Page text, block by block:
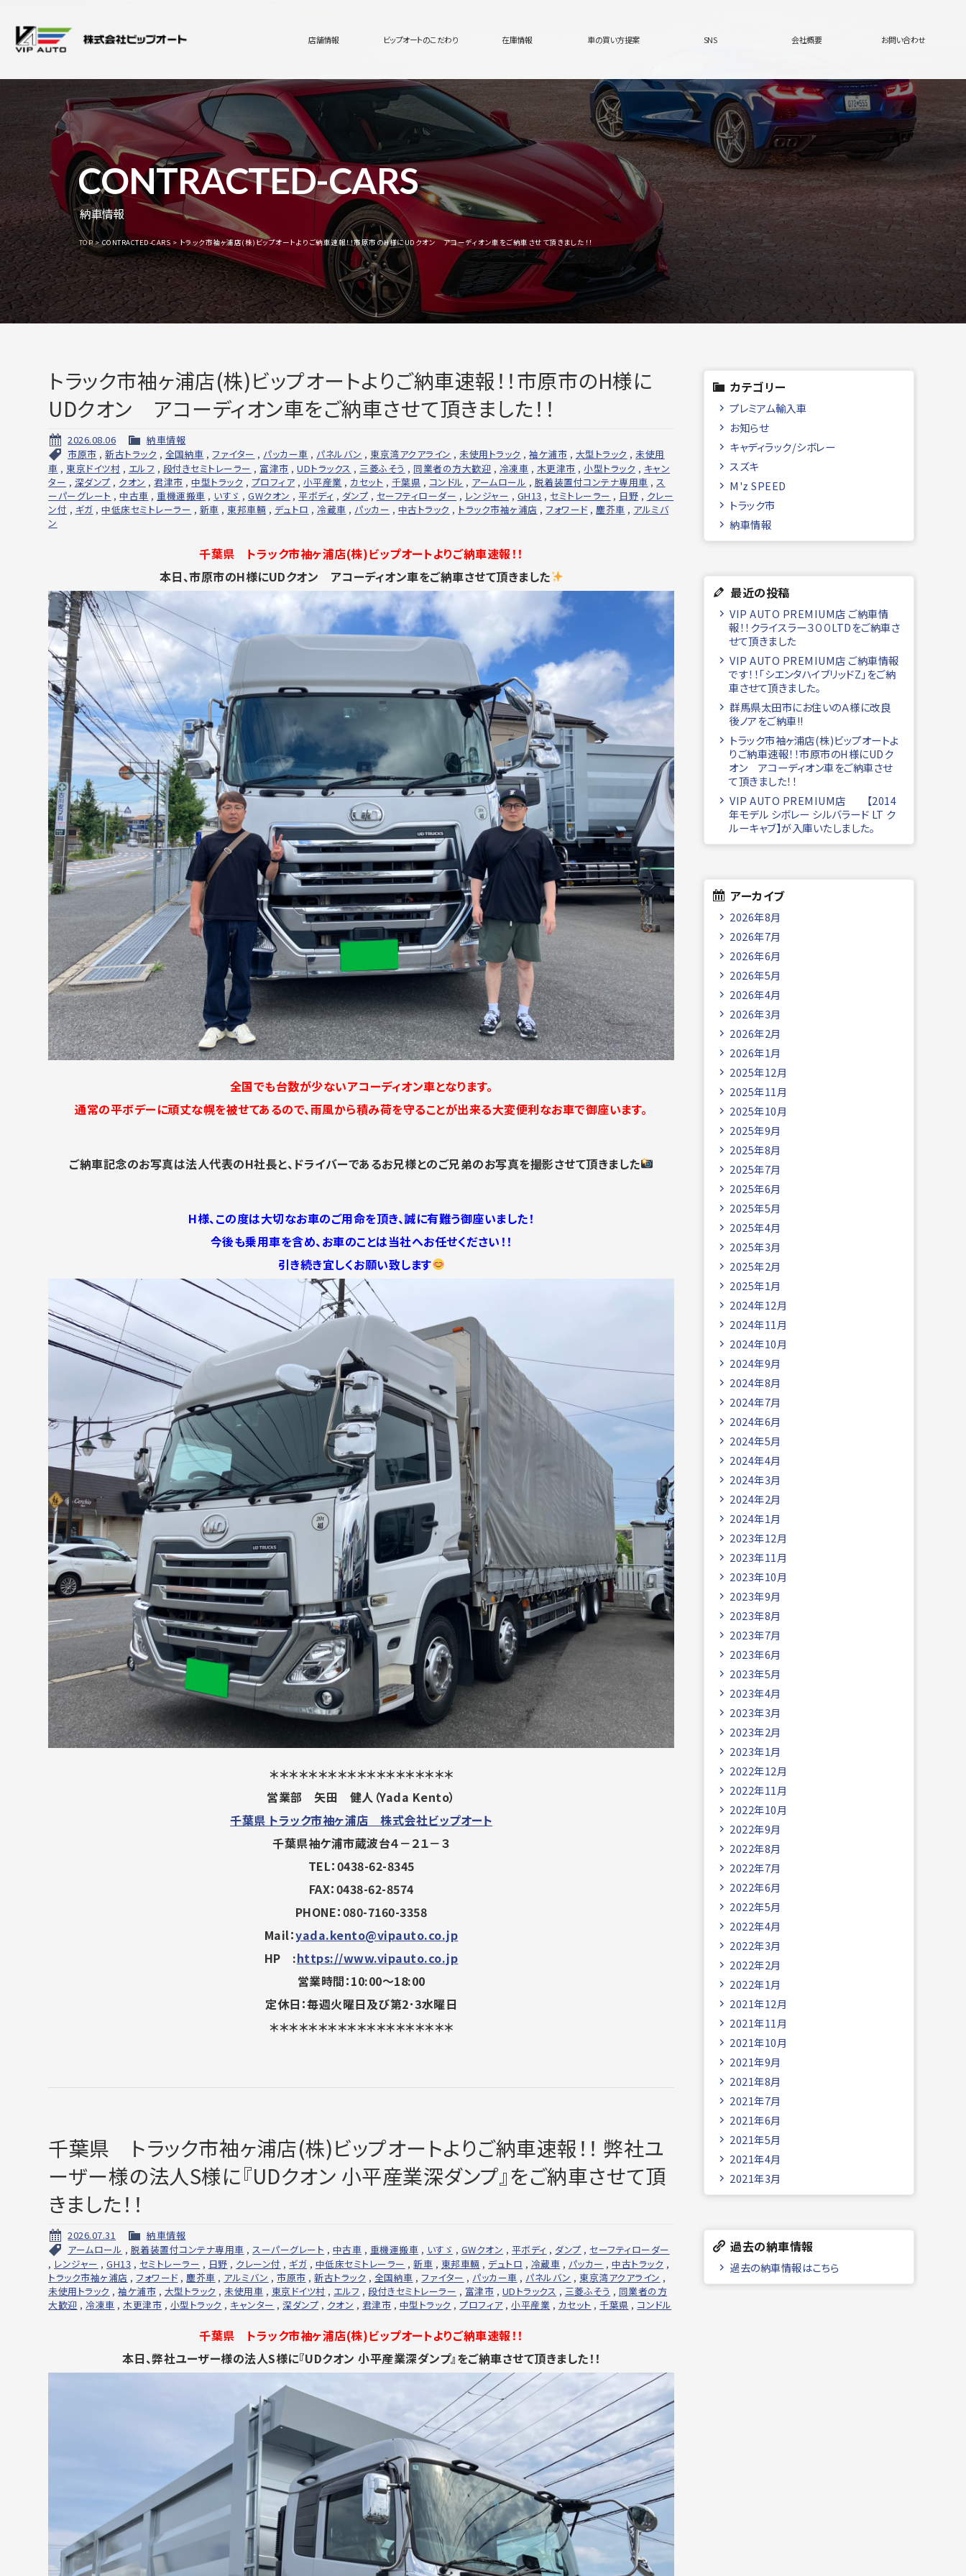
店舗情報 ビップオートのこだわり 在庫情報 車の買い方提案 SNS 会社概要 お問い合わせ
CONTRACTED-CARS
納車情報
TOP CONTRACTED-CARS トラック市袖ヶ浦店(株)ビップオートよりご納車速報！！市原市のH様にUDクオン アコーディオン車をご納車させて頂きました！！
トラック市袖ヶ浦店(株)ビップオートよりご納車速報！！市原市のH様に
UDクオン アコーディオン車をご納車させて頂きました！！
2026.08.06
納車情報
市原市 ,新古トラック , 全国納車 ,ファイター , パッカー車 , パネルバン , 東京湾アクアライン , 未使用トラック ,袖ケ浦市 , 大型トラック , 未使用
車 , 東京ドイツ村 , エルフ , 段付きセミトレーラー , 富津市 ,UDトラックス , 三菱ふそう , 同業者の方大歓迎 , 冷凍車 , 木更津市 ,小型トラック , キャン
ター , 深ダンプ , クオン , 君津市 ,中型トラック , プロフィア , 小平産業 , カセット , 千葉県 , コンドル , アームロール , 脱着装置付コンテナ専用車 , ス
ーパーグレート ,中古車 , 重機運搬車 , いすゞ ,GWクオン ,平ボディ , ダンプ , セーフティローダー , レンジャー , GH13 , セミトレーラー , 日野 , クレー
ン付 , ギガ ,中低床セミトレーラー , 新車 , 東邦車輛 , デュトロ , 冷蔵車 , パッカー , 中古トラック , トラック市袖ヶ浦店 ,フォワード , 塵芥車 , アルミバ
ン
千葉県 トラック市袖ヶ浦店(株)ビップオートよりご納車速報！！
本日、市原市のH様にUDクオン アコーディオン車をご納車させて頂きました
全国でも台数が少ないアコーディオン車となります。
通常の平ボデーに頑丈な幌を被せてあるので、雨風から積み荷を守ることが出来る大変便利なお車で御座います。
ご納車記念のお写真は法人代表のH社長と、ドライバーであるお兄様とのご兄弟のお写真を撮影させて頂きました
H様、この度は大切なお車のご用命を頂き、誠に有難う御座いました！
今後も乗用車を含め、お車のことは当社へお任せください！！
引き続き宜しくお願い致します
＊＊＊＊＊＊＊＊＊＊＊＊＊＊＊＊＊＊＊
営業部 矢田 健人（Yada Kento）
千葉県 トラック市袖ヶ浦店 株式会社ビップオート
千葉県袖ケ浦市蔵波台４－２１－３
TEL：0438-62-8345
FAX：0438-62-8574
PHONE：080-7160-3358
Mail：yada.kento@vipauto.co.jp
HP :https://www.vipauto.co.jp
営業時間：10:00～18:00
定休日：毎週火曜日及び第2･3水曜日
＊＊＊＊＊＊＊＊＊＊＊＊＊＊＊＊＊＊＊
千葉県 トラック市袖ヶ浦店(株)ビップオートよりご納車速報！！ 弊社ユ
ーザー様の法人S様に『UDクオン 小平産業深ダンプ』をご納車させて頂
きました！！
2026.07.31
納車情報
アームロール , 脱着装置付コンテナ専用車 , スーパーグレート , 中古車 , 重機運搬車 , いすゞ , GWクオン , 平ボディ , ダンプ , セーフティローダー
, レンジャー ,GH13 , セミトレーラー , 日野 , クレーン付 , ギガ , 中低床セミトレーラー ,新車 , 東邦車輛 , デュトロ , 冷蔵車 , パッカー ,中古トラック ,
トラック市袖ヶ浦店 ,フォワード , 塵芥車 , アルミバン ,市原市 ,新古トラック , 全国納車 ,ファイター , パッカー車 , パネルバン , 東京湾アクアライン ,
未使用トラック ,袖ケ浦市 , 大型トラック , 未使用車 , 東京ドイツ村 , エルフ ,段付きセミトレーラー , 富津市 , UDトラックス , 三菱ふそう , 同業者の方
大歓迎 , 冷凍車 ,木更津市 , 小型トラック , キャンター ,深ダンプ , クオン , 君津市 , 中型トラック , プロフィア ,小平産業 , カセット ,千葉県 , コンドル
千葉県 トラック市袖ヶ浦店(株)ビップオートよりご納車速報！！
本日、弊社ユーザー様の法人S様に『UDクオン 小平産業深ダンプ』をご納車させて頂きました！！
カテゴリー
プレミアム輸入車
お知らせ
キャディラック/シボレー
スズキ
M'z SPEED
トラック市
納車情報
最近の投稿
VIP AUTO PREMIUM店 ご納車情
報！！クライスラー３００LTDをご納車さ
せて頂きました
VIP AUTO PREMIUM店 ご納車情報
です！！「シエンタハイブリッドZ」をご納
車させて頂きました。
群馬県太田市にお住いのＡ様に改良
後ノアをご納車!!
トラック市袖ヶ浦店(株)ビップオートよ
りご納車速報！！市原市のH様にUDク
オン アコーディオン車をご納車させ
て頂きました！！
VIP AUTO PREMIUM店 【2014
年モデル シボレー シルバラード LT ク
ルーキャブ】が入庫いたしました。
アーカイブ
2026年8月
2026年7月
2026年6月
2026年5月
2026年4月
2026年3月
2026年2月
2026年1月
2025年12月
2025年11月
2025年10月
2025年9月
2025年8月
2025年7月
2025年6月
2025年5月
2025年4月
2025年3月
2025年2月
2025年1月
2024年12月
2024年11月
2024年10月
2024年9月
2024年8月
2024年7月
2024年6月
2024年5月
2024年4月
2024年3月
2024年2月
2024年1月
2023年12月
2023年11月
2023年10月
2023年9月
2023年8月
2023年7月
2023年6月
2023年5月
2023年4月
2023年3月
2023年2月
2023年1月
2022年12月
2022年11月
2022年10月
2022年9月
2022年8月
2022年7月
2022年6月
2022年5月
2022年4月
2022年3月
2022年2月
2022年1月
2021年12月
2021年11月
2021年10月
2021年9月
2021年8月
2021年7月
2021年6月
2021年5月
2021年4月
2021年3月
過去の納車情報
過去の納車情報はこちら